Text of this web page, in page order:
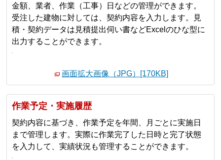
金額、業者、作業（工事）日などの管理ができます。
受注した建物に対しては、契約内容を入力します。見
積・契約データは見積提出伺い書などExcelのひな型に
出力することができます。
画面拡大画像（JPG）[170KB]
作業予定・実施履歴
契約内容に基づき、作業予定を年間、月ごとに実施日
まで管理します。実際に作業完了した日時と完了状態
を入力して、実績状況も管理することができます。